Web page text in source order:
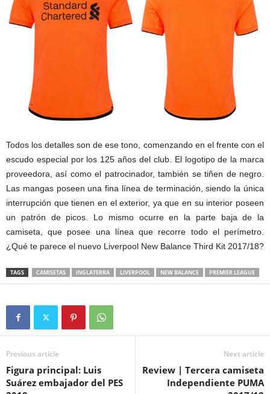
Todos los detalles son de ese tono, comenzando en el frente con el
escudo especial por los 125 años del club. El logotipo de la marca
proveedora, así como el patrocinador, también se tiñen de negro.
Las mangas poseen una fina línea de terminación, siendo la única
interrupción que tienen en el exterior, ya que en su interior poseen
un patrón de picos. Lo mismo ocurre en la parte baja de la
camiseta, que posee una línea que recorre todo el perímetro.
¿Qué te parece el nuevo Liverpool New Balance Third Kit 2017/18?
TAGS CAMISETAS INGLATERRA LIVERPOOL NEW BALANCE PREMIER LEAGUE
Previous article
Figura principal: Luis
Suárez embajador del PES
Next article
Review | Tercera camiseta
Independiente PUMA